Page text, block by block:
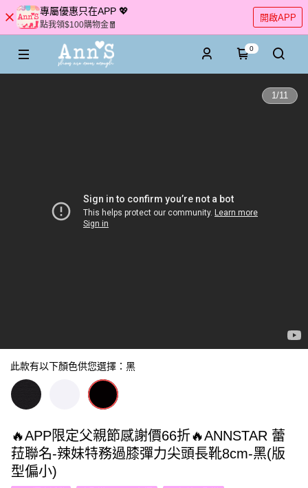
專屬優惠只在APP 💖
點我領$100購物金🧧
開啟APP
0
1/11
此款有以下顏色供您選擇：黑
🔥APP限定父親節感謝價66折🔥ANNSTAR 蕾
菈聯名-辣妹特務過膝彈力尖頭長靴8cm-黑(版
型偏小)